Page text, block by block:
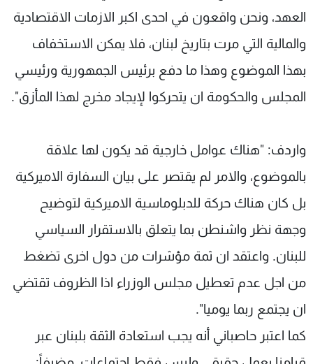
العهد، ونحن واقعون في احدى اكبر الازمات الاقتصادية
والمالية التي مرت بتاريخ لبنان، فلا يمكن الاستخفاف
بهذا الموضوع وهذا ما دفع برئيس الجمهورية ورئيسي
المجلس والحكومة ان يتحركوا لإيجاد مخرج لهذا المأزق".
واردف: "هناك عوامل خارجية قد يكون لها علاقة
بالموضوع، والامر لم يقتصر على بيان السفارة الاميركية
بل كان هناك حركة للدبلوماسية الاميركية لتوضيح
وجهة نظر واشنطن بما يتعلق بالاستقرار السياسي
للبنان. واعتقد ان ثمة مؤشرات من دول اخرى تضغط
من اجل عدم تعطيل مجلس الوزراء اذا الظروف تقتضي
ان يجتمع ربما يوميا".
كما اعتبر حاصباني أنه يجب استعادة الثقة بلبنان عبر